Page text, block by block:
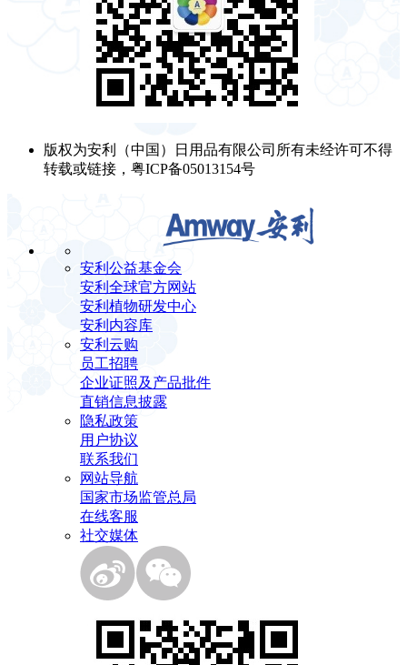
版权为安利（中国）日用品有限公司所有未经许可不得
转载或链接，粤ICP备05013154号
安利公益基金会
安利全球官方网站
安利植物研发中心
安利内容库
安利云购
员工招聘
企业证照及产品批件
直销信息披露
隐私政策
用户协议
联系我们
网站导航
国家市场监管总局
在线客服
社交媒体